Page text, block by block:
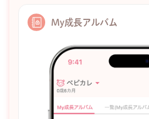
My成長アルバム